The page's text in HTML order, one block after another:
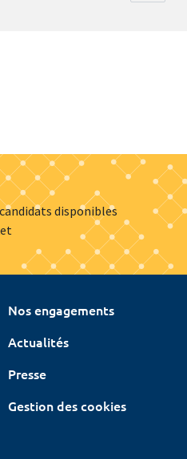
disponibles
Nos engagements
Actualités
Presse
Gestion des cookies